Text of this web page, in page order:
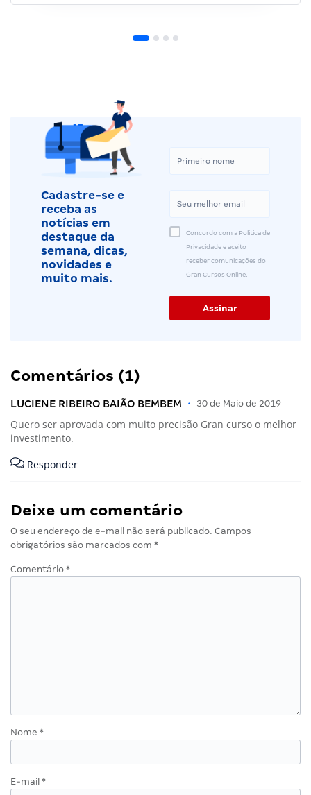
Cadastre-se e
receba as
notícias em
destaque da
semana, dicas,
novidades e
muito mais.
Concordo com a Política de
Privacidade e aceito
receber comunicações do
Gran Cursos Online.
Comentários (1)
LUCIENE RIBEIRO BAIÃO BEMBEM • 30 de Maio de 2019
Quero ser aprovada com muito precisão Gran curso o melhor
investimento.
Responder
Deixe um comentário
O seu endereço de e-mail não será publicado. Campos
obrigatórios são marcados com *
Comentário *
Nome *
E-mail *